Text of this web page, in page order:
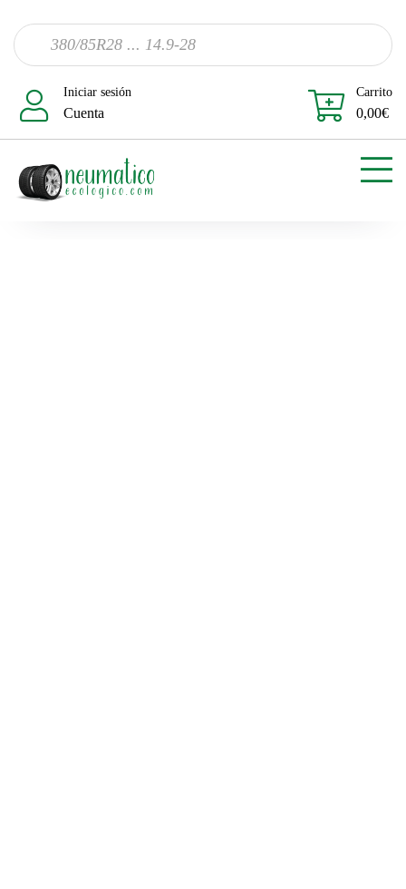
Iniciar sesión
Cuenta
Carrito
0,00€